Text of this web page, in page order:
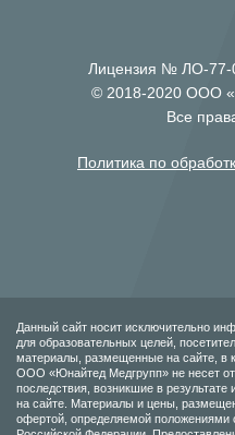
Лицензия № ЛО-77-
© 2018-2020 ООО
Все
Политика по
Данный сайт носит исключительно
для образовательных целей,
материалы, размещенные на сайте, в
ООО «Юнайтед Медгрупп» не несет
последствия, возникшие в
на сайте. Материалы и цены,
офертой, определяемой положениями